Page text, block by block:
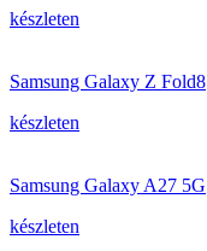
készleten
Samsung Galaxy Z Fold8
készleten
Samsung Galaxy A27 5G
készleten